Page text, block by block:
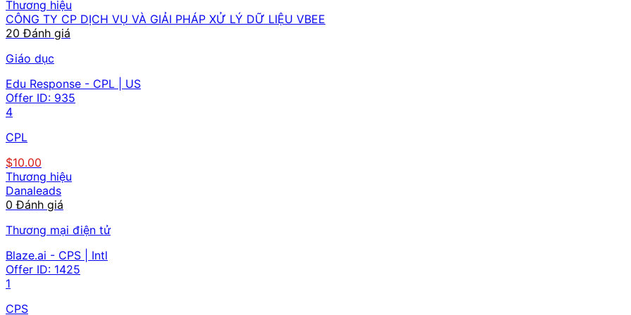
Thương hiệu
CÔNG TY CP DỊCH VỤ VÀ GIẢI PHÁP XỬ LÝ DỮ LIỆU VBEE
20 Đánh giá
Giáo dục
Edu Response - CPL | US
Offer ID: 935
4
CPL
$10.00
Thương hiệu
Danaleads
0 Đánh giá
Thương mại điện tử
Blaze.ai - CPS | Intl
Offer ID: 1425
1
CPS